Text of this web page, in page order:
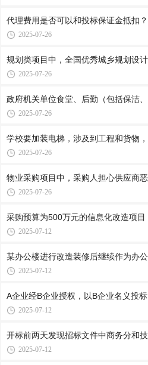
代理费用是否可以和投标保证金抵扣
2025-07-26
规划类项目中，全国优秀城乡规划设
2025-07-26
政府机关单位食堂、后勤（包括保洁
2025-07-26
学校要加装电梯，涉及到工程和货物
2025-07-26
物业采购项目中，采购人担心供应商
2025-07-26
采购预算为500万元的信息化改造项
2025-07-12
某办公楼进行改造装修后继续作为办
2025-07-12
A企业经B企业授权，以B企业名义投
2025-07-12
开标前两天发现招标文件中商务分和
2025-07-12